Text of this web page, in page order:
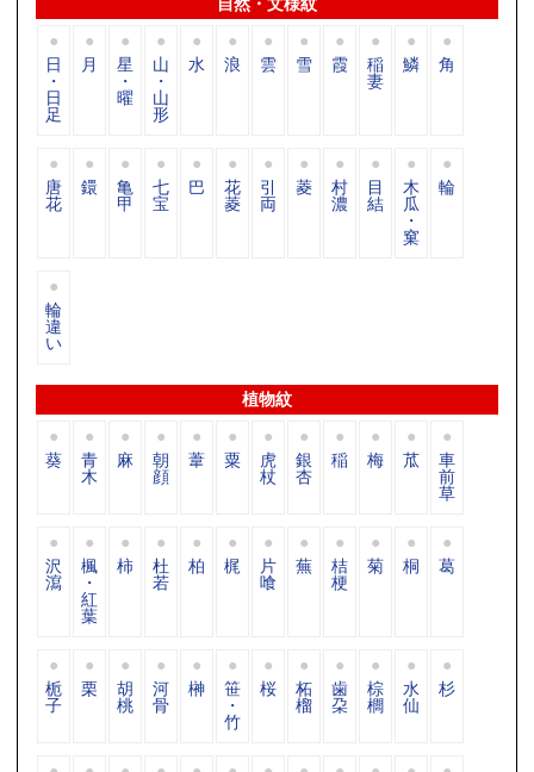
自然・文様紋
日
・
日
足
月 星
・
曜
山
・
山
形
水 浪 雲 雪 霞 稲
妻
鱗 角
唐
花
鐶 亀
甲
七
宝
巴 花
菱
引
両
菱 村
濃
目
結
木
瓜
・
窠
輪
輪
違
い
植物紋
葵 青
木
麻 朝
顔
葦 粟 虎
杖
銀
杏
稲 梅 苽 車
前
草
沢
瀉
楓
・
紅
葉
柿 杜
若
柏 梶 片
喰
蕪 桔
梗
菊 桐 葛
栀
子
栗 胡
桃
河
骨
榊 笹
・
竹
桜 柘
榴
歯
朶
棕
櫚
水
仙
杉